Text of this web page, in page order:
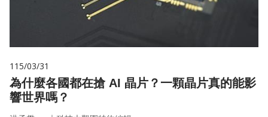
115/03/31
為什麼各國都在搶 AI 晶片？一顆晶片真的能影
響世界嗎？